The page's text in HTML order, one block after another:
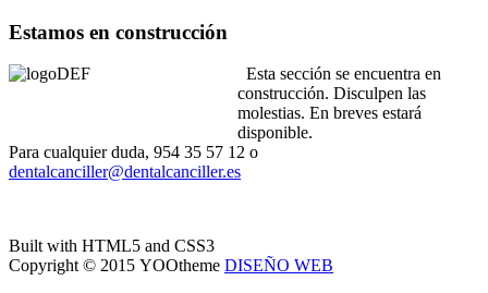
Estamos en construcción
Esta sección se encuentra en
construcción. Disculpen las
molestias. En breves estará
disponible.
Para cualquier duda, 954 35 57 12 o
dentalcanciller@dentalcanciller.es
Built with HTML5 and CSS3
Copyright © 2015 YOOtheme DISEÑO WEB